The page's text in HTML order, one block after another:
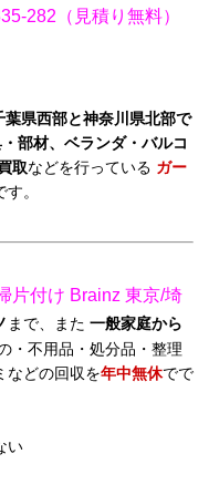
282（見積り無料）
県西部と神奈川県北部で
部材、ベランダ・バルコ
取などを行っている ガー
す。
片付け Brainz 東京/埼
まで、また 一般家庭から
・不用品・処分品・整理
などの回収を年中無休でで
い